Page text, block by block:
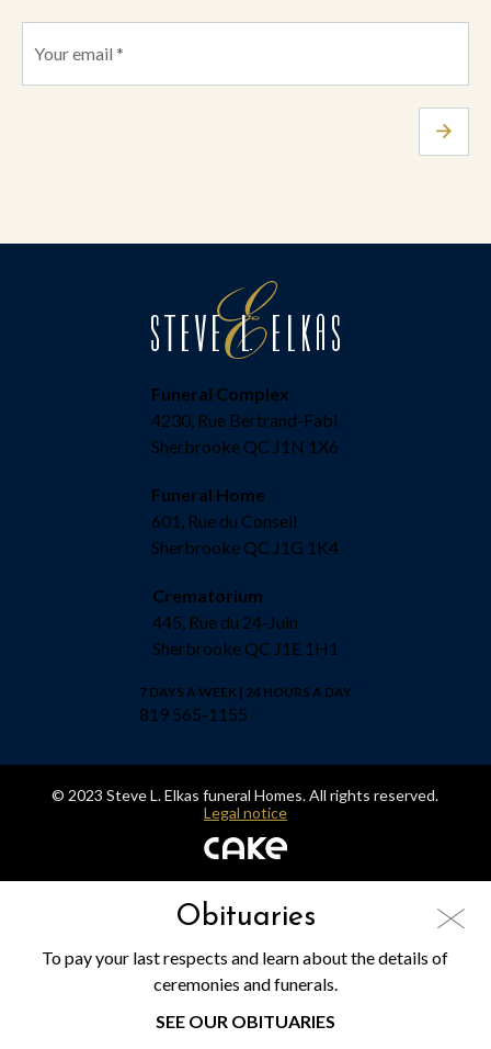
Funeral Complex
4230, Rue Bertrand-Fabi
Sherbrooke QC J1N 1X6
Funeral Home
601, Rue du Conseil
Sherbrooke QC J1G 1K4
Crematorium
445, Rue du 24-Juin
Sherbrooke QC J1E 1H1
7 DAYS A WEEK | 24 HOURS A DAY
819 565-1155
© 2023 Steve L. Elkas funeral Homes. All rights reserved.
Legal notice
Obituaries
To pay your last respects and learn about the details of
ceremonies and funerals.
SEE OUR OBITUARIES